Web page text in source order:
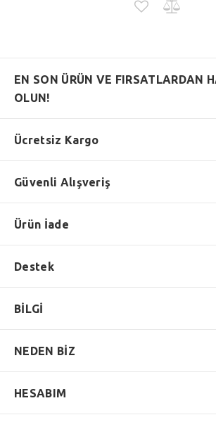
EN SON ÜRÜN VE FIRSATLARDAN
OLUN!
Ücretsiz Kargo
Güvenli Alışveriş
Ürün İade
Destek
BİLGİ
NEDEN BİZ
HESABIM